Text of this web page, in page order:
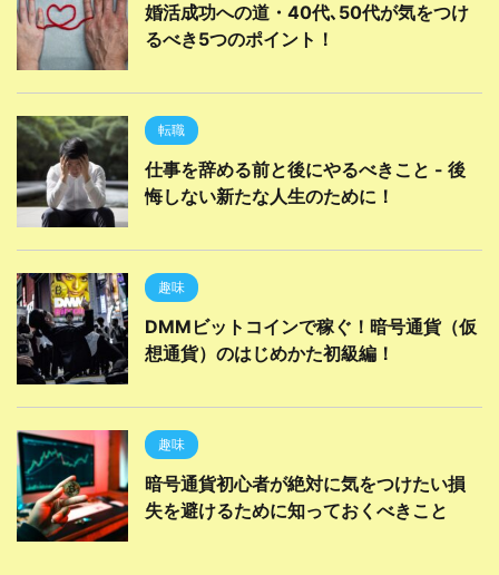
婚活成功への道・40代､50代が気をつけ
るべき5つのポイント！
転職
仕事を辞める前と後にやるべきこと - 後
悔しない新たな人生のために！
趣味
DMMビットコインで稼ぐ！暗号通貨（仮
想通貨）のはじめかた初級編！
趣味
暗号通貨初心者が絶対に気をつけたい損
失を避けるために知っておくべきこと